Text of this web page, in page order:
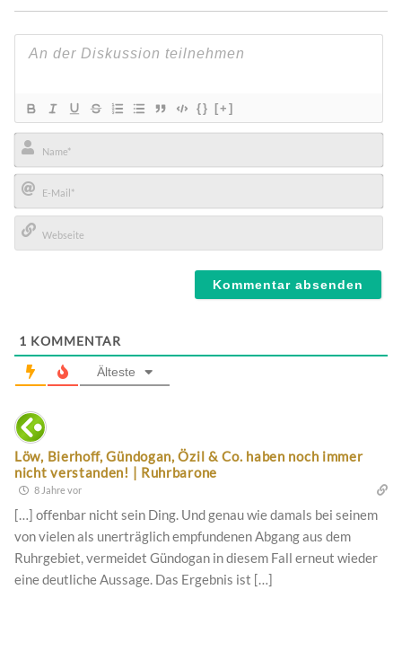
{} [+]
Name*
E-
Mail*
1 KOMMENTAR
Älteste
Löw, Bierhoff, Gündogan, Özil & Co. haben noch immer
nicht verstanden! | Ruhrbarone
8 Jahre vor
[…] offenbar nicht sein Ding. Und genau wie damals bei seinem
von vielen als unerträglich empfundenen Abgang aus dem
Ruhrgebiet, vermeidet Gündogan in diesem Fall erneut wieder
eine deutliche Aussage. Das Ergebnis ist […]